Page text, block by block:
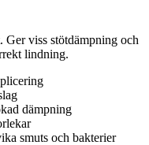
Ger viss stötdämpning och
lindning.
dämpning
smuts och bakterier